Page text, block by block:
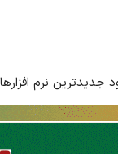
جدیدترین نرم